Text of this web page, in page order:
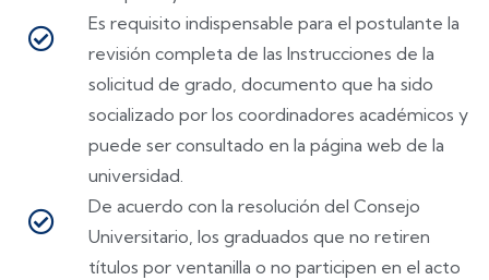
Es requisito indispensable para el postulante la
revisión completa de las Instrucciones de la
solicitud de grado, documento que ha sido
socializado por los coordinadores académicos y
puede ser consultado en la página web de la
universidad.
De acuerdo con la resolución del Consejo
Universitario, los graduados que no retiren
títulos por ventanilla o no participen en el acto